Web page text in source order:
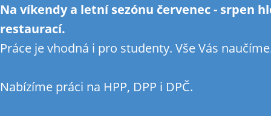
Na víkendy a letní sezónu červenec - srpen
restaurací.
Práce je vhodná i pro studenty. Vše Vás
Nabízíme práci na HPP, DPP i DPČ.